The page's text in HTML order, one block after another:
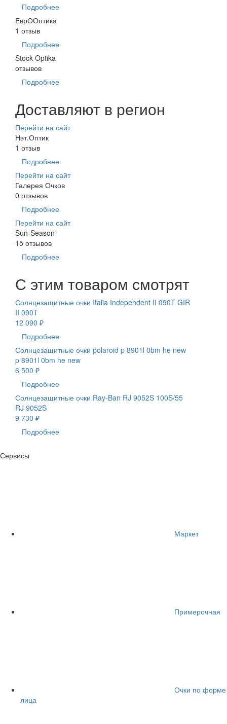
Подробнее
ЕврООптика
1 отзыв
Подробнее
Stock Optika
отзывов
Подробнее
Доставляют в регион
Перейти на сайт
Нэт.Оптик
1 отзыв
Подробнее
Перейти на сайт
Галерея Очков
0 отзывов
Подробнее
Перейти на сайт
Sun-Season
15 отзывов
Подробнее
С этим товаром смотрят
Солнцезащитные очки Italia Independent II 090T GIR
II 090T
12 090 ₽
Подробнее
Солнцезащитные очки polaroid p 8901l 0bm he new
p 8901l 0bm he new
6 500 ₽
Подробнее
Солнцезащитные очки Ray-Ban RJ 9052S 100S/55
RJ 9052S
9 730 ₽
Подробнее
Сервисы
Маркет
Примерочная
Очки по форме
лица